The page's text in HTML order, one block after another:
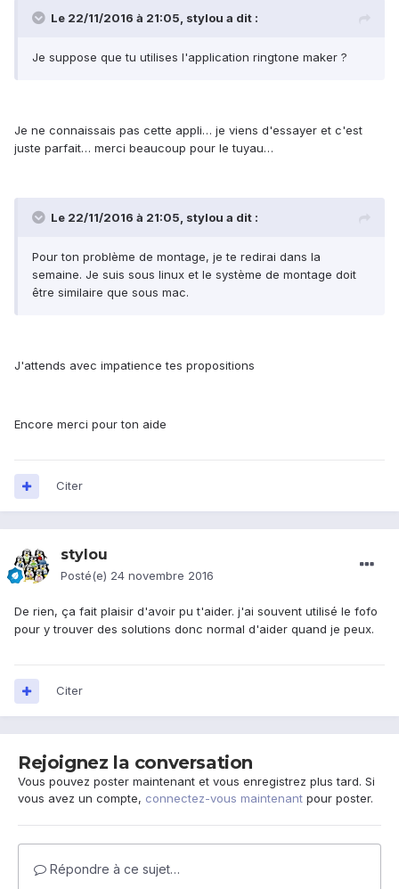
Le 22/11/2016 à 21:05, stylou a dit :
Je suppose que tu utilises l'application ringtone maker ?
Je ne connaissais pas cette appli… je viens d'essayer et c'est
juste parfait… merci beaucoup pour le tuyau…
Le 22/11/2016 à 21:05, stylou a dit :
Pour ton problème de montage, je te redirai dans la
semaine. Je suis sous linux et le système de montage doit
être similaire que sous mac.
J'attends avec impatience tes propositions
Encore merci pour ton aide
Citer
stylou
Posté(e) 24 novembre 2016
De rien, ça fait plaisir d'avoir pu t'aider. j'ai souvent utilisé le fofo
pour y trouver des solutions donc normal d'aider quand je peux.
Citer
Rejoignez la conversation
Vous pouvez poster maintenant et vous enregistrez plus tard. Si
vous avez un compte, connectez-vous maintenant pour poster.
Répondre à ce sujet…